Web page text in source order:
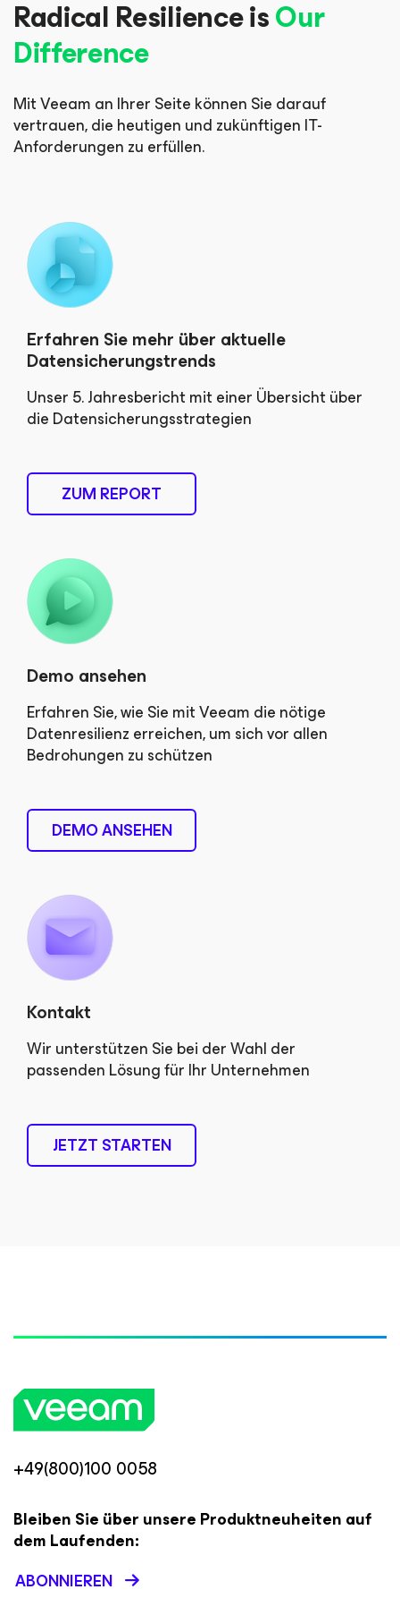
Radical Resilience isOur
Difference
Mit Veeam an Ihrer Seite können Sie darauf
vertrauen, die heutigen und zukünftigen IT-
Anforderungen zu erfüllen.
Erfahren Sie mehr über aktuelle
Datensicherungstrends
Unser 5. Jahresbericht mit einer Übersicht über
die Datensicherungsstrategien
ZUM REPORT
Demo ansehen
Erfahren Sie, wie Sie mit Veeam die nötige
Datenresilienz erreichen, um sich vor allen
Bedrohungen zu schützen
DEMO ANSEHEN
Kontakt
Wir unterstützen Sie bei der Wahl der
passenden Lösung für Ihr Unternehmen
JETZT STARTEN
+49(800)100 0058
Bleiben Sie über unsere Produktneuheiten auf
dem Laufenden:
ABONNIEREN